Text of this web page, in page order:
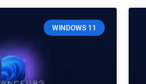
WINDOWS 11